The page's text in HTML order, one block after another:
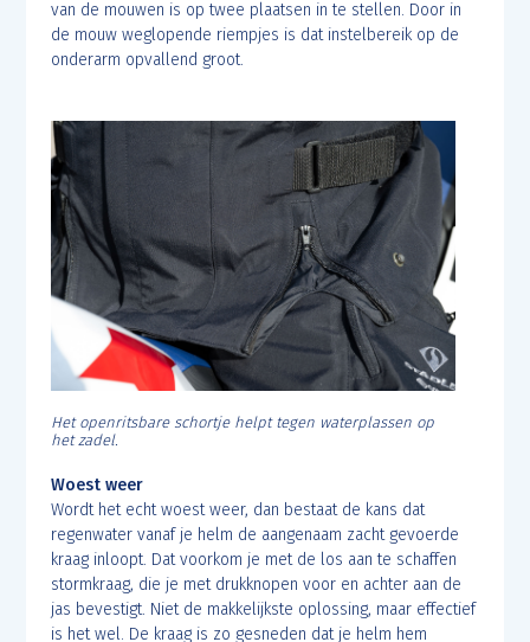
van de mouwen is op twee plaatsen in te stellen. Door in
de mouw weglopende riempjes is dat instelbereik op de
onderarm opvallend groot.
Het openritsbare schortje helpt tegen waterplassen op
het zadel.
Woest weer
Wordt het echt woest weer, dan bestaat de kans dat
regenwater vanaf je helm de aangenaam zacht gevoerde
kraag inloopt. Dat voorkom je met de los aan te schaffen
stormkraag, die je met drukknopen voor en achter aan de
jas bevestigt. Niet de makkelijkste oplossing, maar effectief
is het wel. De kraag is zo gesneden dat je helm hem